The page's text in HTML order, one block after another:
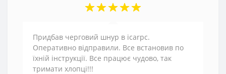
Придбав черговий шнур в icarpc.
Оперативно відправили. Все встановив по
їхній інструкції. Все працює чудово, так
тримати хлопці!!!